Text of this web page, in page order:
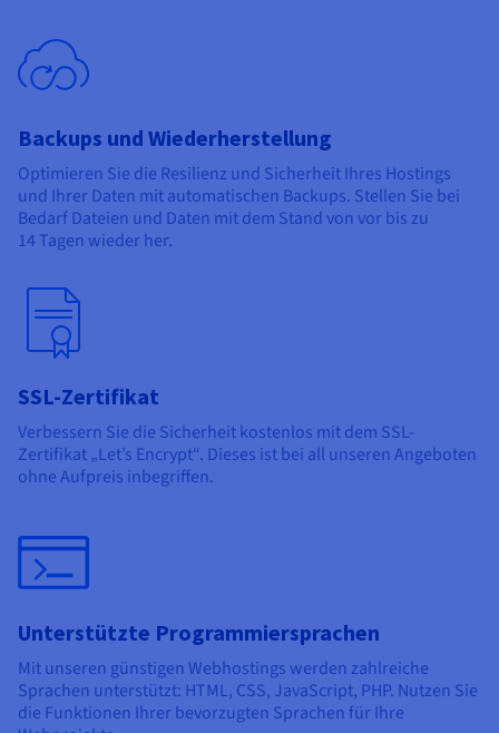
Backups und Wiederherstellung
Optimieren Sie die Resilienz und Sicherheit Ihres Hostings
und Ihrer Daten mit automatischen Backups. Stellen Sie bei
Bedarf Dateien und Daten mit dem Stand von vor bis zu
14 Tagen wieder her.
SSL-Zertifikat
Verbessern Sie die Sicherheit kostenlos mit dem SSL-
Zertifikat „Let’s Encrypt“. Dieses ist bei all unseren Angeboten
ohne Aufpreis inbegriffen.
Unterstützte Programmiersprachen
Mit unseren günstigen Webhostings werden zahlreiche
Sprachen unterstützt: HTML, CSS, JavaScript, PHP. Nutzen Sie
die Funktionen Ihrer bevorzugten Sprachen für Ihre